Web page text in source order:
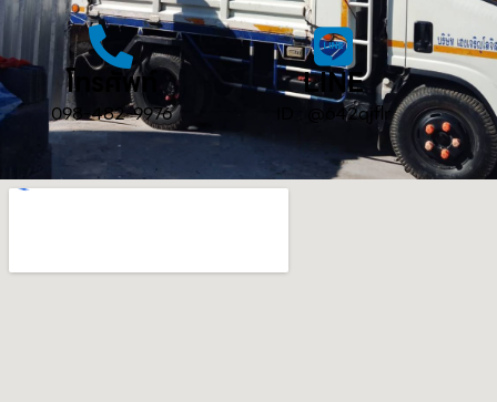
โทรศัพท์
098-482-9976
LINE
ID : @642qjflr